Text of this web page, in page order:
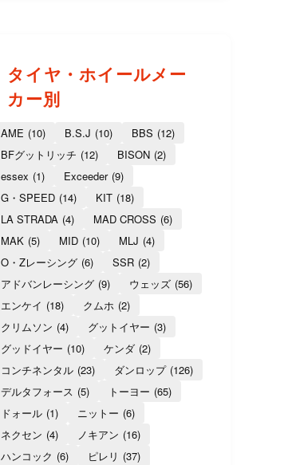
タイヤ・ホイールメー
カー別
AME (10) B.S.J (10) BBS (12)
BFグットリッチ (12) BISON (2)
essex (1) Exceeder (9)
G・SPEED (14) KIT (18)
LA STRADA (4) MAD CROSS (6)
MAK (5) MID (10) MLJ (4)
O・Zレーシング (6) SSR (2)
アドバンレーシング (9) ウェッズ (56)
エンケイ (18) クムホ (2)
クリムソン (4) グットイヤー (3)
グッドイヤー (10) ケンダ (2)
コンチネンタル (23) ダンロップ (126)
デルタフォース (5) トーヨー (65)
ドォール (1) ニットー (6)
ネクセン (4) ノキアン (16)
ハンコック (6) ピレリ (37)